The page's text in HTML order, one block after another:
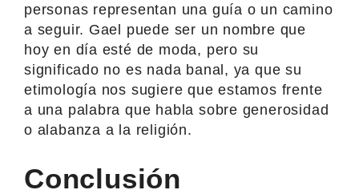
personas representan una guía o un camino
a seguir. Gael puede ser un nombre que
hoy en día esté de moda, pero su
significado no es nada banal, ya que su
etimología nos sugiere que estamos frente
a una palabra que habla sobre generosidad
o alabanza a la religión.
Conclusión